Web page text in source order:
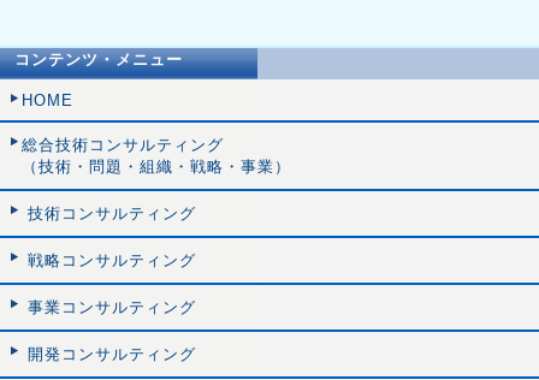
コンテンツ・メニュー
HOME
総合技術コンサルティング
（技術・問題・組織・戦略・事業）
技術コンサルティング
戦略コンサルティング
事業コンサルティング
開発コンサルティング